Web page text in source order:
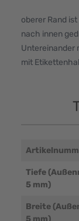
oberer Rand
nach innen
Untereinander
mit
Tiefe
5 mm)
Breite
5 mm)